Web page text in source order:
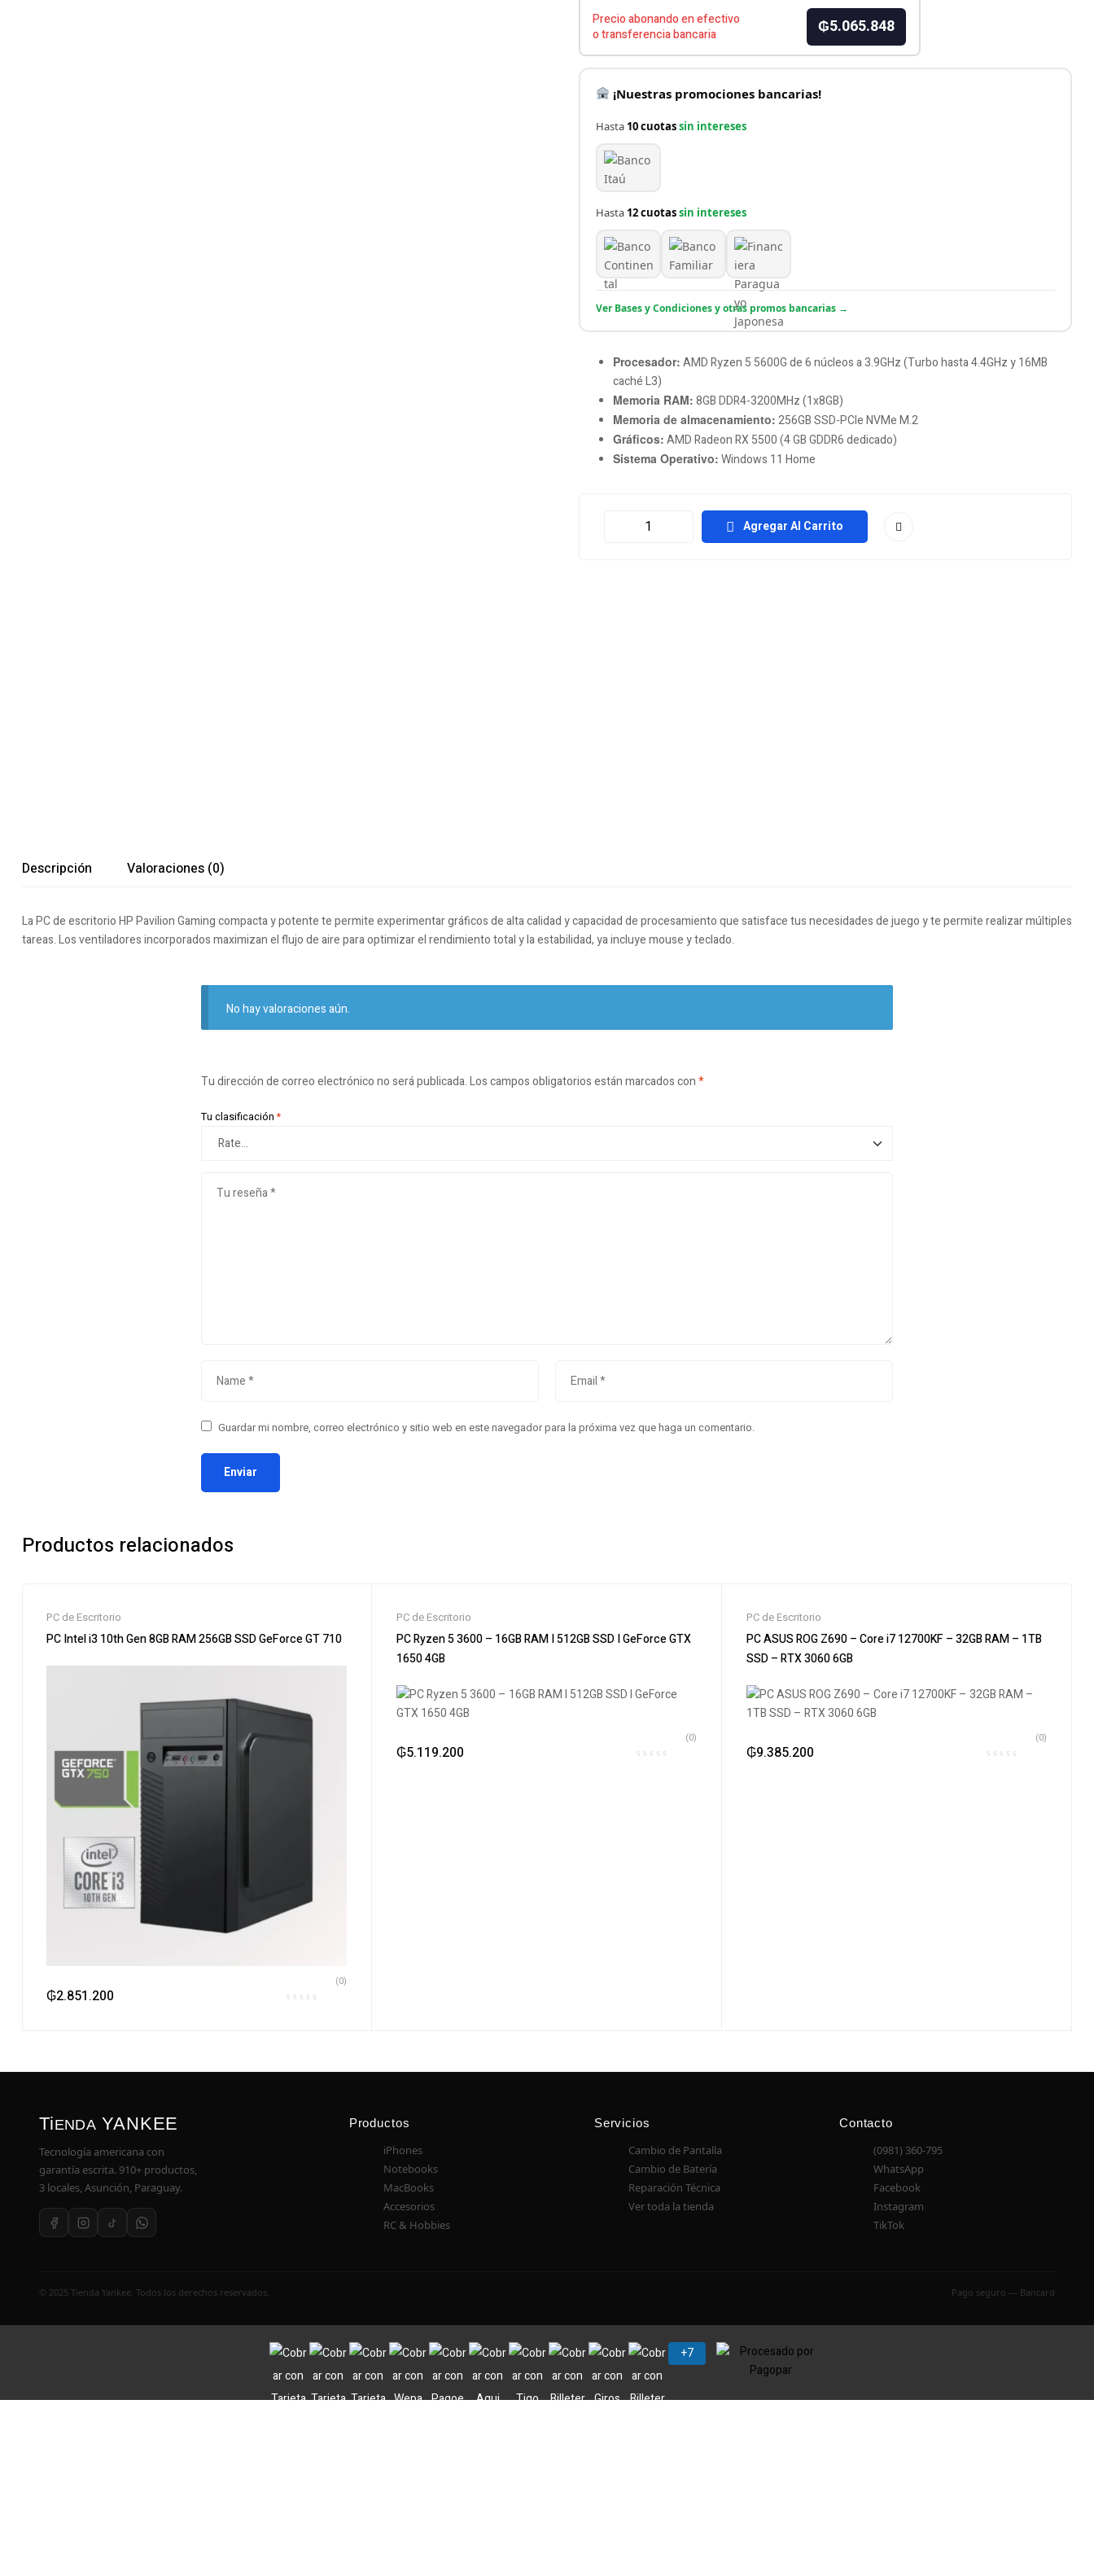
Precio abonando en efectivo
o transferencia bancaria
₲5.065.848
¡Nuestras promociones bancarias!
Hasta 10 cuotassin intereses
Hasta 12 cuotassin intereses
Ver Bases y Condiciones y otras promos bancarias →
Procesador: AMD Ryzen 5 5600G de 6 núcleos a 3.9GHz (Turbo hasta 4.4GHz y 16MB
caché L3)
Memoria RAM: 8GB DDR4-3200MHz (1x8GB)
Memoria de almacenamiento: 256GB SSD-PCIe NVMe M.2
Gráficos: AMD Radeon RX 5500 (4 GB GDDR6 dedicado)
Sistema Operativo: Windows 11 Home
Agregar Al Carrito
Descripción Valoraciones (0)
La PC de escritorio HP Pavilion Gaming compacta y potente te permite experimentar gráficos de alta calidad y capacidad de procesamiento que satisface tus necesidades de juego y te permite realizar múltiples
tareas. Los ventiladores incorporados maximizan el flujo de aire para optimizar el rendimiento total y la estabilidad, ya incluye mouse y teclado.
No hay valoraciones aún.
Tu dirección de correo electrónico no será publicada.Los campos obligatorios están marcados con*
Tu clasificación*
Guardar mi nombre, correo electrónico y sitio web en este navegador para la próxima vez que haga un comentario.
Productos relacionados
PC de Escritorio
PC Intel i3 10th Gen 8GB RAM 256GB SSD GeForce GT 710
₲2.851.200
(0)
PC de Escritorio
PC Ryzen 5 3600 – 16GB RAM I 512GB SSD I GeForce GTX
1650 4GB
₲5.119.200
(0)
PC de Escritorio
PC ASUS ROG Z690 – Core i7 12700KF – 32GB RAM – 1TB
SSD – RTX 3060 6GB
₲9.385.200
(0)
TiENDA YANKEE
Tecnología americana con
garantía escrita. 910+ productos,
3 locales, Asunción, Paraguay.
Productos
iPhones
Notebooks
MacBooks
Accesorios
RC & Hobbies
Servicios
Cambio de Pantalla
Cambio de Batería
Reparación Técnica
Ver toda la tienda
Contacto
(0981) 360-795
WhatsApp
Facebook
Instagram
TikTok
© 2025 Tienda Yankee. Todos los derechos reservados. Pago seguro — Bancard